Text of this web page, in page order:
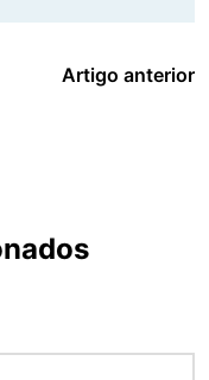
Artigo anterior